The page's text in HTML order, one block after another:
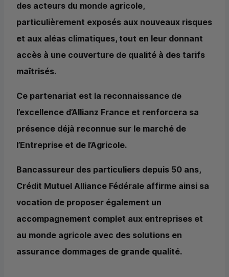
des acteurs du monde agricole,
particulièrement exposés aux nouveaux risques
et aux aléas climatiques, tout en leur donnant
accès à une couverture de qualité à des tarifs
maîtrisés.
Ce partenariat est la reconnaissance de
l’excellence d’Allianz France et renforcera sa
présence déjà reconnue sur le marché de
l’Entreprise et de l’Agricole.
Bancassureur des particuliers depuis 50 ans,
Crédit Mutuel Alliance Fédérale affirme ainsi sa
vocation de proposer également un
accompagnement complet aux entreprises et
au monde agricole avec des solutions en
assurance dommages de grande qualité.